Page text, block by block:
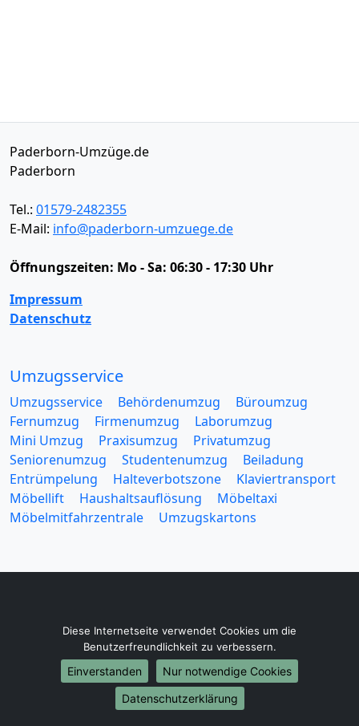
Paderborn-Umzüge.de
Paderborn
Tel.: 01579-2482355
E-Mail: info@paderborn-umzuege.de
Öffnungszeiten: Mo - Sa: 06:30 - 17:30 Uhr
Impressum
Datenschutz
Umzugsservice
Umzugsservice Behördenumzug
Büroumzug
Fernumzug
Firmenumzug
Laborumzug
Mini Umzug
Praxisumzug
Privatumzug
Seniorenumzug
Studentenumzug
Beiladung
Entrümpelung
Halteverbotszone
Klaviertransport
Möbellift
Haushaltsauflösung
Möbeltaxi
Möbelmitfahrzentrale
Umzugskartons
Umzug von Paderborn nach Belarus
Umzug von Paderborn nach Belgien
Umzug von Paderborn nach Bulgarien
Umzug von Paderborn nach Dänemark
Diese Internetseite verwendet Cookies um die
Benutzerfreundlichkeit zu verbessern.
Einverstanden
Nur notwendige Cookies
Datenschutzerklärung